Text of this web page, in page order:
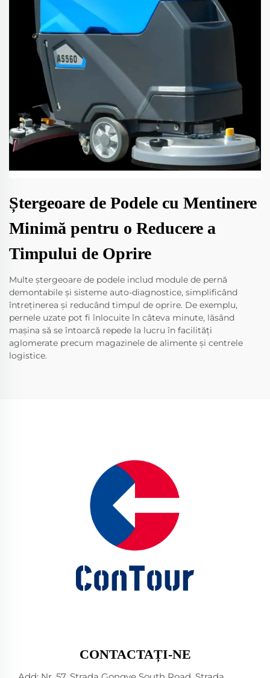
Ștergeoare de Podele cu Mentinere
Minimă pentru o Reducere a
Timpului de Oprire
Multe ștergeoare de podele includ module de pernă
demontabile și sisteme auto-diagnostice, simplificând
întreținerea și reducând timpul de oprire. De exemplu,
pernele uzate pot fi înlocuite în câteva minute, lăsând
mașina să se întoarcă repede la lucru în facilități
aglomerate precum magazinele de alimente și centrele
logistice.
CONTACTAȚI-NE